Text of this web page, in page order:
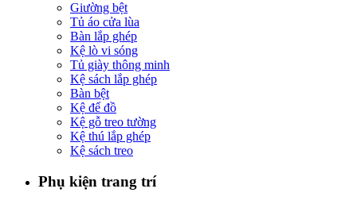
Giường bệt
Tủ áo cửa lùa
Bàn lắp ghép
Kệ lò vi sóng
Tủ giày thông minh
Kệ sách lắp ghép
Bàn bệt
Kệ để đồ
Kệ gỗ treo tường
Kệ thú lắp ghép
Kệ sách treo
Phụ kiện trang trí